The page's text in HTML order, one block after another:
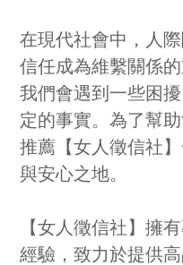
在現代社會中，人
信任成為維繫關係
我們會遇到一些困
定的事實。為了幫
推薦【女人徵信社
與安心之地。
【女人徵信社】擁
經驗，致力於提供